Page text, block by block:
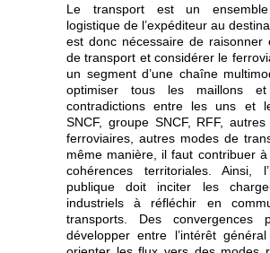
Le transport est un ensemble
logistique de l’expéditeur au
est donc nécessaire de raisonner
de transport et considérer le
un segment d’une chaîne
optimiser tous les maillons
contradictions entre les uns et
SNCF, groupe SNCF, RFF,
ferroviaires, autres modes de
même manière, il faut contribuer
cohérences territoriales. Ainsi,
publique doit inciter les
industriels à réfléchir en
transports. Des convergences
développer entre l’intérêt